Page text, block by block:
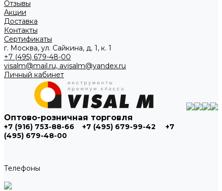
Отзывы
Акции
Доставка
Контакты
Сертификаты
г. Москва, ул. Сайкина, д. 1, к. 1
+7 (495) 679-48-00
visalm@mail.ru, avisalm@yandex.ru
Личный кабинет
Оптово-розничная торговля
+7 (916) 753-88-66 +7 (495) 679-99-42
+7
(495) 679-48-00
Телефоны